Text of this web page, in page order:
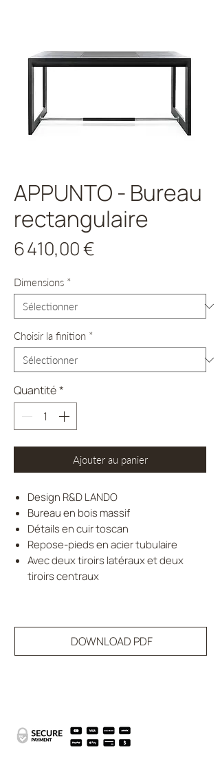
APPUNTO - Bureau
rectangulaire
6 410,00 €
Dimensions *
Choisir la finition *
Quantité*
Ajouter au panier
Design R&D LANDO
Bureau en bois massif
Détails en cuir toscan
Repose-pieds en acier tubulaire
Avec deux tiroirs latéraux et deux
tiroirs centraux
DOWNLOAD PDF